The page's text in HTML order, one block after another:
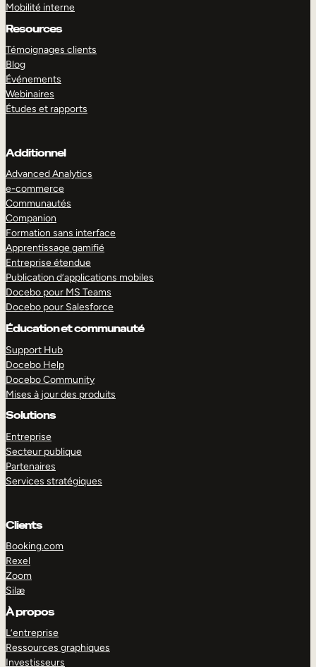
Mobilité interne
Resources
Témoignages clients
Blog
Événements
Webinaires
Études et rapports
Additionnel
Advanced Analytics
e-commerce
Communautés
Companion
Formation sans interface
Apprentissage gamifié
Entreprise étendue
Publication d’applications mobiles
Docebo pour MS Teams
Docebo pour Salesforce
Éducation et communauté
Support Hub
Docebo Help
Docebo Community
Mises à jour des produits
Solutions
Entreprise
Secteur publique
Partenaires
Services stratégiques
Clients
Booking.com
Rexel
Zoom
Silæ
À propos
L’entreprise
Ressources graphiques
Investisseurs